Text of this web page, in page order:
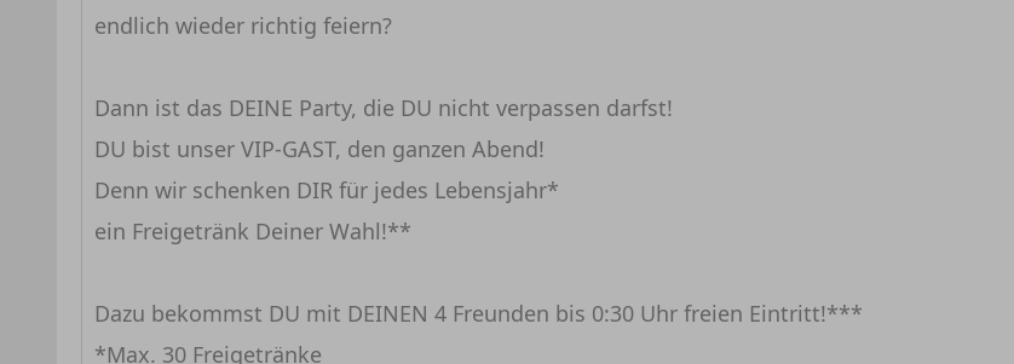
endlich wieder richtig feiern?
Dann ist das DEINE Party, die DU nicht verpassen darfst!
DU bist unser VIP-GAST, den ganzen Abend!
Denn wir schenken DIR für jedes Lebensjahr*
ein Freigetränk Deiner Wahl!**
Dazu bekommst DU mit DEINEN 4 Freunden bis 0:30 Uhr freien Eintritt!***
*Max. 30 Freigetränke